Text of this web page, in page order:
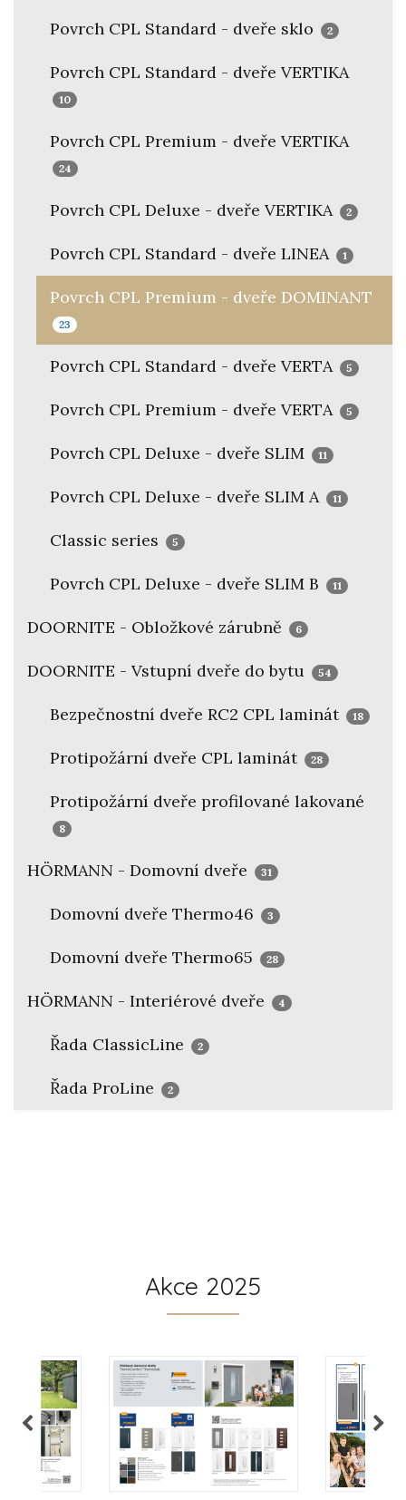
Povrch CPL Standard - dveře sklo 2
Povrch CPL Standard - dveře VERTIKA
10
Povrch CPL Premium - dveře VERTIKA
24
Povrch CPL Deluxe - dveře VERTIKA 2
Povrch CPL Standard - dveře LINEA 1
Povrch CPL Premium - dveře DOMINANT
23
Povrch CPL Standard - dveře VERTA 5
Povrch CPL Premium - dveře VERTA 5
Povrch CPL Deluxe - dveře SLIM 11
Povrch CPL Deluxe - dveře SLIM A 11
Classic series 5
Povrch CPL Deluxe - dveře SLIM B 11
DOORNITE - Obložkové zárubně 6
DOORNITE - Vstupní dveře do bytu 54
Bezpečnostní dveře RC2 CPL laminát 18
Protipožární dveře CPL laminát 28
Protipožární dveře profilované lakované
8
HÖRMANN - Domovní dveře 31
Domovní dveře Thermo46 3
Domovní dveře Thermo65 28
HÖRMANN - Interiérové dveře 4
Řada ClassicLine 2
Řada ProLine 2
Akce 2025